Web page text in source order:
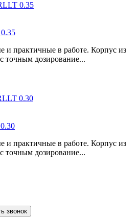
и практичные в работе. Корпус из
точным дозирование...
и практичные в работе. Корпус из
точным дозирование...
звонок